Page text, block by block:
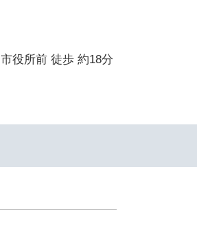
役所前 徒歩 約18分